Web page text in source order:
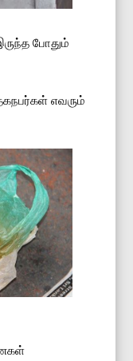
போதும்
எவரும்